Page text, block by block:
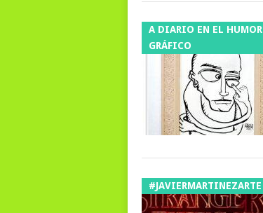
A DIARIO EN EL HUMOR
GRÁFICO
#JAVIERMARTINEZARTE